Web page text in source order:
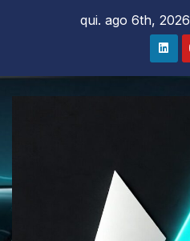
qui. ago 6th, 2026